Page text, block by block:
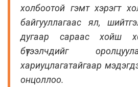
холбоотой гэмт хэрэгт
байгууллагаас ял,
дугаар сараас хойш
бүтээлчдийг
хариуцлагатайгаар
онцоллоо.